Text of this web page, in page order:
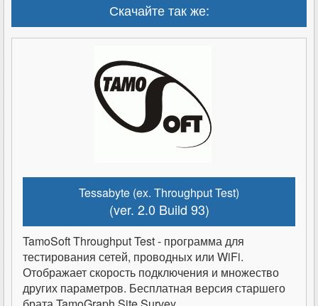
Скачайте так же:
Tessabyte (ex. Throughput Test)
(ver. 2.0 Build 93)
TamoSoft Throughput Test - программа для
тестирования сетей, проводных или WiFi.
Отображает скорость подключения и множество
других параметров. Бесплатная версия старшего